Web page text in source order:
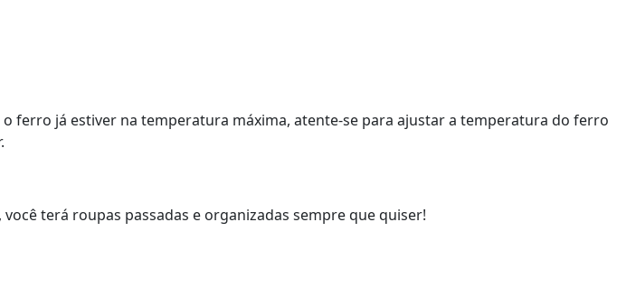
ferro já estiver na temperatura máxima, atente-se para ajustar a temperatura do ferro
terá roupas passadas e organizadas sempre que quiser!